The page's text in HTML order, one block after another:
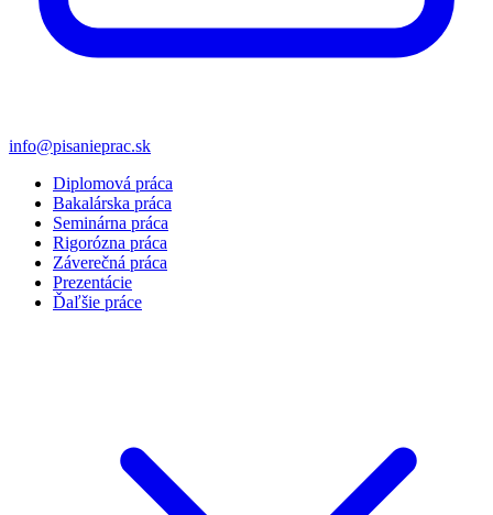
info@pisanieprac.sk
Diplomová práca
Bakalárska práca
Seminárna práca
Rigorózna práca
Záverečná práca
Prezentácie
Ďaľšie práce